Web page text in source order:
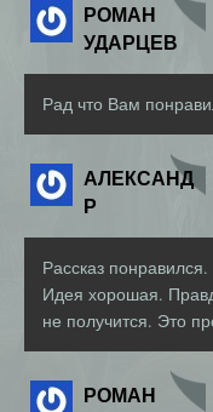
РОМАН
УДАРЦЕВ
Рад что Вам
АЛЕКСАНД
Р
Рассказ понравился.
Идея хорошая.
не получится. Это
РОМАН